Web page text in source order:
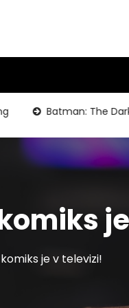
Batman: The Dark
je v televizi!